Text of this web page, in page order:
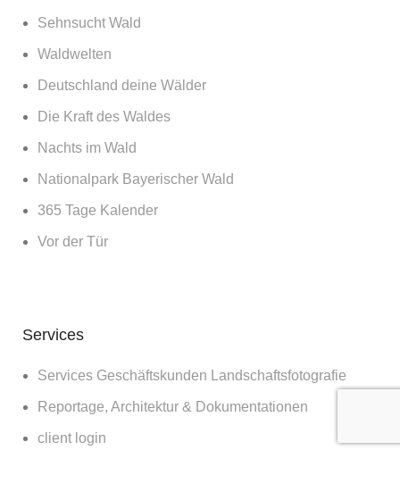
Sehnsucht Wald
Waldwelten
Deutschland deine Wälder
Die Kraft des Waldes
Nachts im Wald
Nationalpark Bayerischer Wald
365 Tage Kalender
Vor der Tür
Services
Services Geschäftskunden Landschaftsfotografie
Reportage, Architektur & Dokumentationen
client login